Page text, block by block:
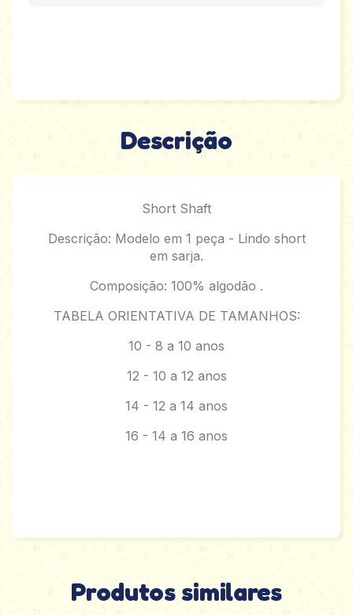
Descrição
Short Shaft
Descrição: Modelo em 1 peça - Lindo short
em sarja.
Composição: 100% algodão .
TABELA ORIENTATIVA DE TAMANHOS:
10 - 8 a 10 anos
12 - 10 a 12 anos
14 - 12 a 14 anos
16 - 14 a 16 anos
Produtos similares